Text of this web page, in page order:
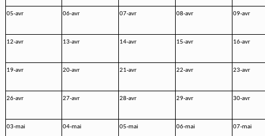
05-avr 06-avr 07-avr 08-avr 09-avr
12-avr 13-avr 14-avr 15-avr 16-avr
19-avr 20-avr 21-avr 22-avr 23-avr
26-avr 27-avr 28-avr 29-avr 30-avr
03-mai 04-mai 05-mai 06-mai 07-mai